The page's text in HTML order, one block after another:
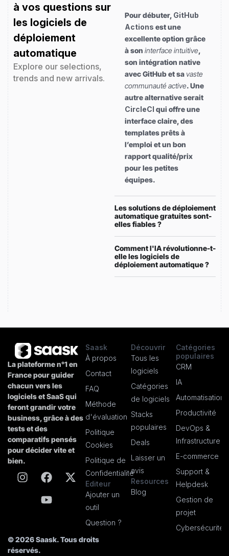
à vos questions sur
les logiciels de
déploiement
automatique
Explore our selections,
trends and new arrivals.
Pour débuter, GitHub
Actions est une
excellente option grâce
à son interface intuitive,
son intégration native
avec GitHub et sa vaste
communauté active. Une
autre alternative serait
CircleCI qui offre une
interface claire, des
templates prêts à
l’emploi et un bon
rapport qualité/prix
pour les petites
équipes.
Les solutions de déploiement
automatique gratuites sont-
elles fiables ?
Comment l'IA révolutionne-t-
elle les logiciels de
déploiement automatique ?
La plateforme n°1 en
France pour guider
chacun vers les
logiciels et SaaS qui
feront grandir votre
business, grâce à des
tests et des
comparatifs pensés
pour décider vite et
bien.
Saask
À propos
Contact
FAQ
Méthode
d'évaluation
Politique
Cookies
Politique de
Confidentialité
Editeur
Ajouter un
outil
Question ?
Découvrir
Tous les
logiciels
Catégories
de logiciels
Stacks
populaires
Deals
Laisser un
avis
Resources
Blog
Catégories
populaires
CRM
IA
Automatisation
Productivité
DevOps &
Infrastructure
E-commerce
Support &
Helpdesk
Gestion de
projet
Cybersécurité
© 2026 Saask. Tous droits
réservés.